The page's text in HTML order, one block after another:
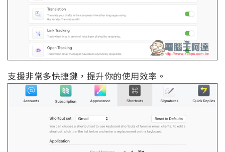
支援非常多快捷鍵，提升你的使用效率。